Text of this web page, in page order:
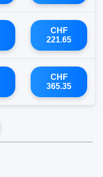
CHF
221.65
CHF
365.35